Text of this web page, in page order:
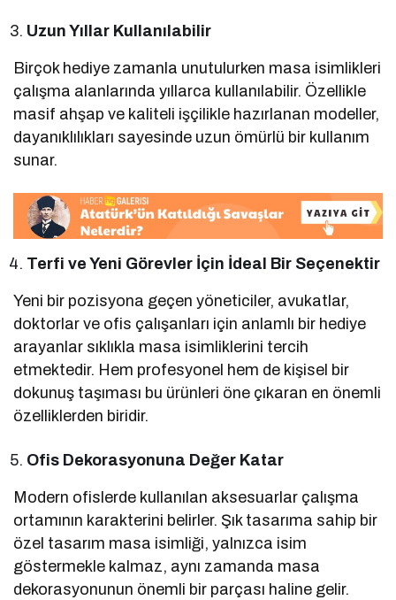
Uzun Yıllar Kullanılabilir
Birçok hediye zamanla unutulurken masa isimlikleri
çalışma alanlarında yıllarca kullanılabilir. Özellikle
masif ahşap ve kaliteli işçilikle hazırlanan modeller,
dayanıklılıkları sayesinde uzun ömürlü bir kullanım
sunar.
Terfi ve Yeni Görevler İçin İdeal Bir Seçenektir
Yeni bir pozisyona geçen yöneticiler, avukatlar,
doktorlar ve ofis çalışanları için anlamlı bir hediye
arayanlar sıklıkla masa isimliklerini tercih
etmektedir. Hem profesyonel hem de kişisel bir
dokunuş taşıması bu ürünleri öne çıkaran en önemli
özelliklerden biridir.
Ofis Dekorasyonuna Değer Katar
Modern ofislerde kullanılan aksesuarlar çalışma
ortamının karakterini belirler. Şık tasarıma sahip bir
özel tasarım masa isimliği, yalnızca isim
göstermekle kalmaz, aynı zamanda masa
dekorasyonunun önemli bir parçası haline gelir.